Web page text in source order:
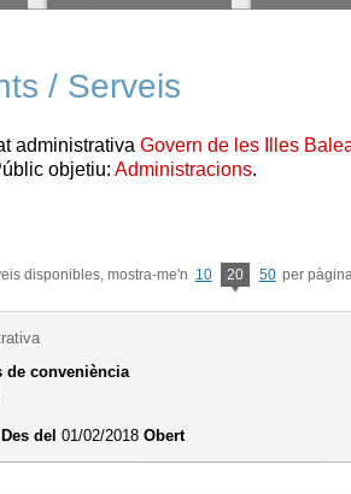
/ Serveis
administrativaGovern de les Illes
objetiu:Administracions.
disponibles, mostra-me'n 10 20 50 per
de conveniència
Des del 01/02/2018Obert